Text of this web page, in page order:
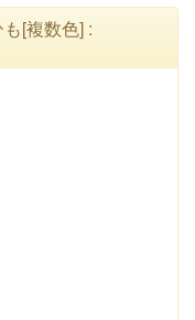
[複数色] :